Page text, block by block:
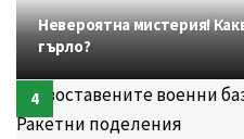
Невероятна мистерия!
гърло?